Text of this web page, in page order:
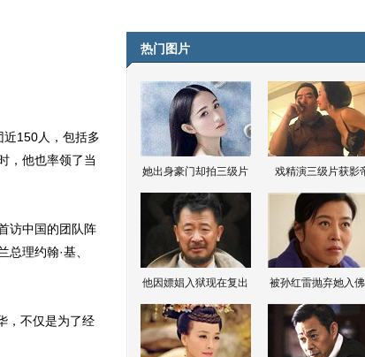
150人，包括多
，他也率领了当
访中国的团队阵
理约翰·基、
，不仅是为了经
热门图片
她出身豪门却拍三级片 戏精演三级片获影
他因嫖娼入狱现在复出 被孙红雷抛弃她入